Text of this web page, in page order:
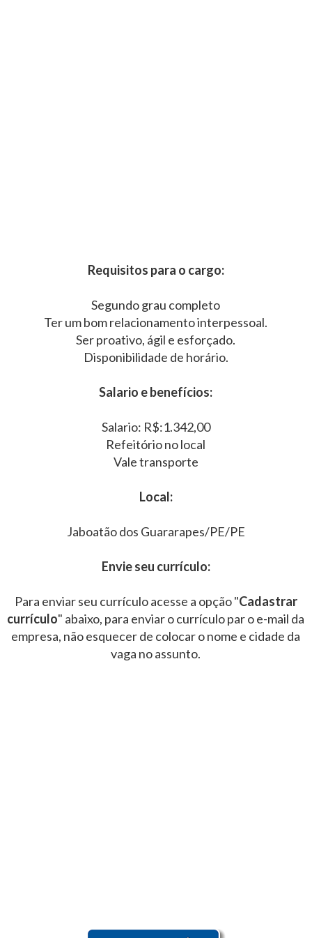
Requisitos para o cargo:
Segundo grau completo
Ter um bom relacionamento interpessoal.
Ser proativo, ágil e esforçado.
Disponibilidade de horário.
Salario e benefícios:
Salario: R$:1.342,00
Refeitório no local
Vale transporte
Local:
Jaboatão dos Guararapes/PE/PE
Envie seu currículo:
Para enviar seu currículo acesse a opção "Cadastrar
currículo" abaixo, para enviar o currículo par o e-mail da
empresa, não esquecer de colocar o nome e cidade da
vaga no assunto.